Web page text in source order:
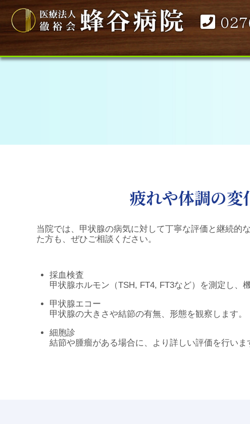
疲れや体調の変
当院では、甲状腺の病気に対して丁寧な評価と継続的
た方も、ぜひご相談ください。
採血検査
甲状腺ホルモン（TSH, FT4, FT3など）を測定し、
甲状腺エコー
甲状腺の大きさや結節の有無、形態を観察します。
細胞診
結節や腫瘤がある場合に、より詳しい評価を行いま